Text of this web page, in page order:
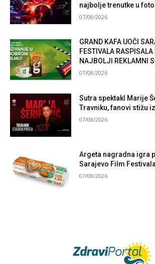
najbolje trenutke u
07/08/2026
GRAND KAFA UOČI
FESTIVALA
NAJBOLJI REKLAMNI
07/08/2026
Sutra spektakl Marije
Travniku, fanovi stižu
07/08/2026
Argeta nagradna igra
Sarajevo Film Festivala
07/08/2026